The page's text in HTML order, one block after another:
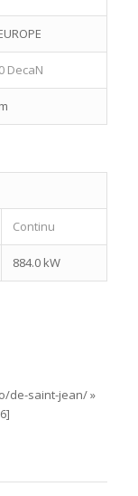
DecaN
Continu
884.0 kW
de-saint-jean/ »